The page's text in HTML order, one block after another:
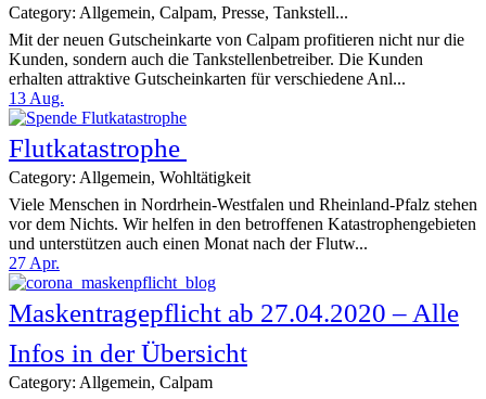
Category: Allgemein, Calpam, Presse, Tankstell...
Mit der neuen Gutscheinkarte von Calpam profitieren nicht nur die
Kunden, sondern auch die Tankstellenbetreiber. Die Kunden
erhalten attraktive Gutscheinkarten für verschiedene Anl...
13 Aug.
Flutkatastrophe
Category: Allgemein, Wohltätigkeit
Viele Menschen in Nordrhein-Westfalen und Rheinland-Pfalz stehen
vor dem Nichts. Wir helfen in den betroffenen Katastrophengebieten
und unterstützen auch einen Monat nach der Flutw...
27 Apr.
Maskentragepflicht ab 27.04.2020 – Alle
Infos in der Übersicht
Category: Allgemein, Calpam